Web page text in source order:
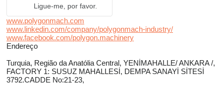
Ligue-me, por favor.
www.polygonmach.com
www.linkedin.com/company/polygonmach-industry/
www.facebook.com/polygon.machinery
Endereço
Turquia, Região da Anatólia Central, YENİMAHALLE/ ANKARA /,
FACTORY 1: SUSUZ MAHALLESİ, DEMPA SANAYİ SİTESİ
3792.CADDE No:21-23,